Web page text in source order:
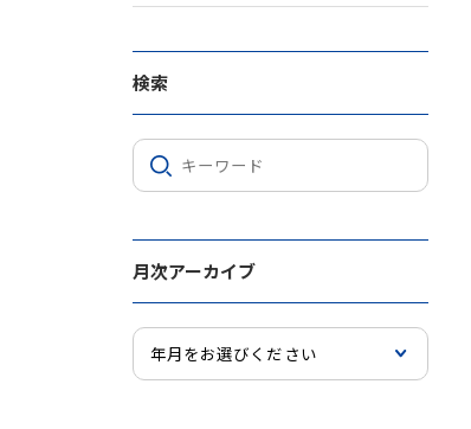
検索
月次アーカイブ